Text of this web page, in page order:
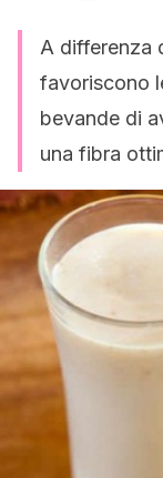
A differenza
favoriscono
bevande di
una fibra